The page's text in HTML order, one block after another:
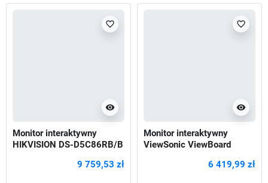
visibility
favorite_border
Monitor interaktywny
HIKVISION DS-D5C86RB/B
9 759,53 zł
visibility
favorite_border
Monitor interaktywny
ViewSonic ViewBoard
6 419,99 zł